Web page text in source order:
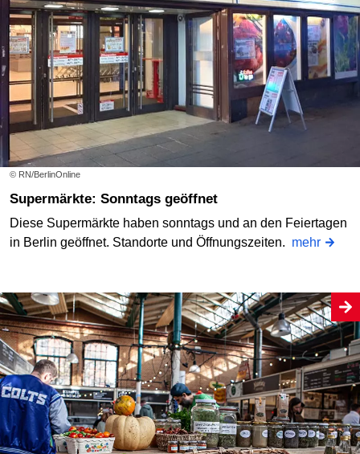
© RN/BerlinOnline
Supermärkte: Sonntags geöffnet
Diese Supermärkte haben sonntags und an den Feiertagen
in Berlin geöffnet. Standorte und Öffnungszeiten. mehr